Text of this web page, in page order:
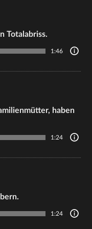
Totalabriss.
1:46
haben
1:24
1:24